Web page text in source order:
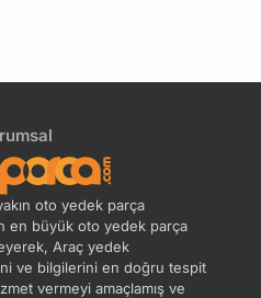
Temizleme Sistemi
oto yedek parça
en büyük oto yedek parça
Araç yedek
ve bilgilerini en doğru tespit
vermeyi amaçlamış ve